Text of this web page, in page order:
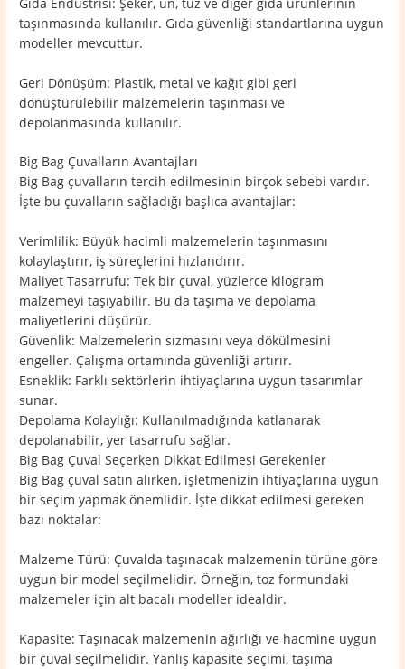
taşınmasında kullanılır. Gıda güvenliği standartlarına uygun
modeller mevcuttur.
Geri Dönüşüm: Plastik, metal ve kağıt gibi geri
dönüştürülebilir malzemelerin taşınması ve
depolanmasında kullanılır.
Big Bag Çuvalların Avantajları
Big Bag çuvalların tercih edilmesinin birçok sebebi vardır.
İşte bu çuvalların sağladığı başlıca avantajlar:
Verimlilik: Büyük hacimli malzemelerin taşınmasını
kolaylaştırır, iş süreçlerini hızlandırır.
Maliyet Tasarrufu: Tek bir çuval, yüzlerce kilogram
malzemeyi taşıyabilir. Bu da taşıma ve depolama
maliyetlerini düşürür.
Güvenlik: Malzemelerin sızmasını veya dökülmesini
engeller. Çalışma ortamında güvenliği artırır.
Esneklik: Farklı sektörlerin ihtiyaçlarına uygun tasarımlar
sunar.
Depolama Kolaylığı: Kullanılmadığında katlanarak
depolanabilir, yer tasarrufu sağlar.
Big Bag Çuval Seçerken Dikkat Edilmesi Gerekenler
Big Bag çuval satın alırken, işletmenizin ihtiyaçlarına uygun
bir seçim yapmak önemlidir. İşte dikkat edilmesi gereken
bazı noktalar:
Malzeme Türü: Çuvalda taşınacak malzemenin türüne göre
uygun bir model seçilmelidir. Örneğin, toz formundaki
malzemeler için alt bacalı modeller idealdir.
Kapasite: Taşınacak malzemenin ağırlığı ve hacmine uygun
bir çuval seçilmelidir. Yanlış kapasite seçimi, taşıma